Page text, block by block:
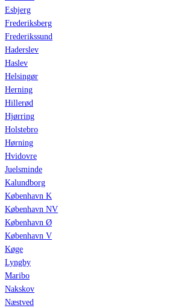
Esbjerg
Frederiksberg
Frederikssund
Haderslev
Haslev
Helsingør
Herning
Hillerød
Hjørring
Holstebro
Hørning
Hvidovre
Juelsminde
Kalundborg
København K
København NV
København Ø
København V
Køge
Lyngby
Maribo
Nakskov
Næstved